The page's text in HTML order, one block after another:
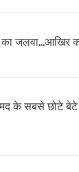
का जलवा…आखिर
के सबसे छोटे